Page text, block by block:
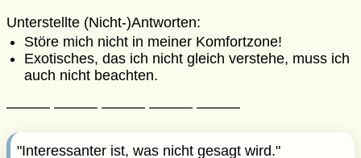
Unterstellte (Nicht-)Antworten:
Störe mich nicht in meiner Komfortzone!
Exotisches, das ich nicht gleich verstehe, muss ich
auch nicht beachten.
——— ——— ——— ——— ———
"Interessanter ist, was nicht gesagt wird."